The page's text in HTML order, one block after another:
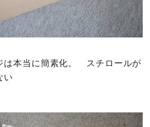
は本当に簡素化。 スチロールが
い